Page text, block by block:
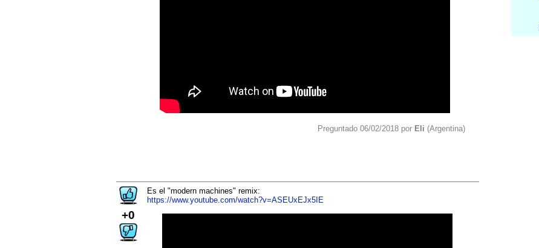
Preguntado 06/02/2018 por Eli (Argentina)
+0
Es el "modern machines" remix:
https://www.youtube.com/watch?v=ASEUxEJx5IE